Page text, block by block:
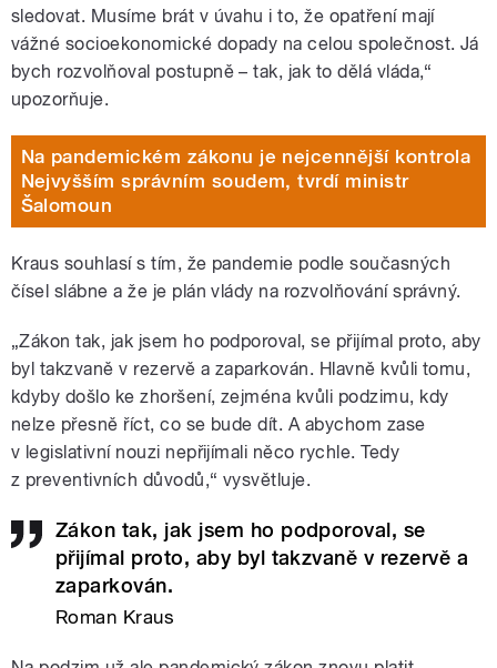
sledovat. Musíme brát v úvahu i to, že opatření mají
vážné socioekonomické dopady na celou společnost. Já
bych rozvolňoval postupně – tak, jak to dělá vláda,“
upozorňuje.
Na pandemickém zákonu je nejcennější kontrola
Nejvyšším správním soudem, tvrdí ministr
Šalomoun
Kraus souhlasí s tím, že pandemie podle současných
čísel slábne a že je plán vlády na rozvolňování správný.
„Zákon tak, jak jsem ho podporoval, se přijímal proto, aby
byl takzvaně v rezervě a zaparkován. Hlavně kvůli tomu,
kdyby došlo ke zhoršení, zejména kvůli podzimu, kdy
nelze přesně říct, co se bude dít. A abychom zase
v legislativní nouzi nepřijímali něco rychle. Tedy
z preventivních důvodů,“ vysvětluje.
Zákon tak, jak jsem ho podporoval, se
přijímal proto, aby byl takzvaně v rezervě a
zaparkován.
Roman Kraus